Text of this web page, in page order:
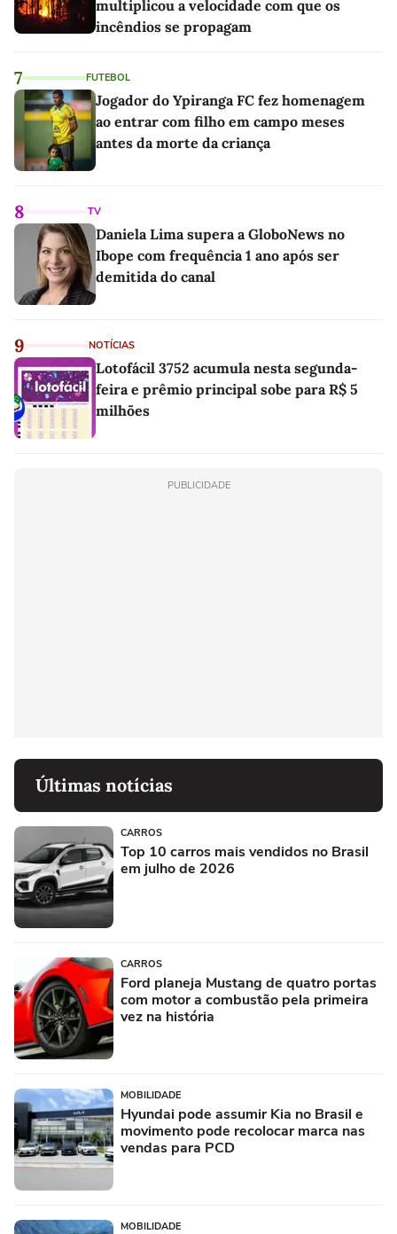
multiplicou a velocidade com que os
incêndios se propagam
7 FUTEBOL
Jogador do Ypiranga FC fez homenagem
ao entrar com filho em campo meses
antes da morte da criança
8 TV
Daniela Lima supera a GloboNews no
Ibope com frequência 1 ano após ser
demitida do canal
9 NOTÍCIAS
Lotofácil 3752 acumula nesta segunda-
feira e prêmio principal sobe para R$ 5
milhões
PUBLICIDADE
Últimas notícias
CARROS
Top 10 carros mais vendidos no Brasil
em julho de 2026
CARROS
Ford planeja Mustang de quatro portas
com motor a combustão pela primeira
vez na história
MOBILIDADE
Hyundai pode assumir Kia no Brasil e
movimento pode recolocar marca nas
vendas para PCD
MOBILIDADE